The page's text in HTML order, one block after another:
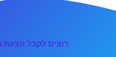
רוצים לקבל